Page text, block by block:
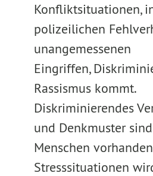
Konfliktsituationen,
polizeilichen
unangemessenen
Eingriffen,
Rassismus kommt.
Diskriminierendes
und Denkmuster
Menschen
Stresssituationen